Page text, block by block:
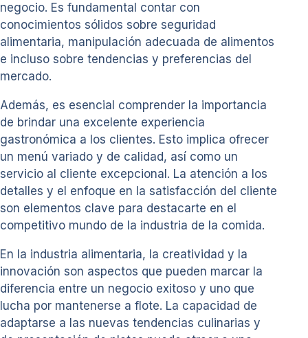
negocio. Es fundamental contar con
conocimientos sólidos sobre seguridad
alimentaria, manipulación adecuada de alimentos
e incluso sobre tendencias y preferencias del
mercado.
Además, es esencial comprender la importancia
de brindar una excelente experiencia
gastronómica a los clientes. Esto implica ofrecer
un menú variado y de calidad, así como un
servicio al cliente excepcional. La atención a los
detalles y el enfoque en la satisfacción del cliente
son elementos clave para destacarte en el
competitivo mundo de la industria de la comida.
En la industria alimentaria, la creatividad y la
innovación son aspectos que pueden marcar la
diferencia entre un negocio exitoso y uno que
lucha por mantenerse a flote. La capacidad de
adaptarse a las nuevas tendencias culinarias y